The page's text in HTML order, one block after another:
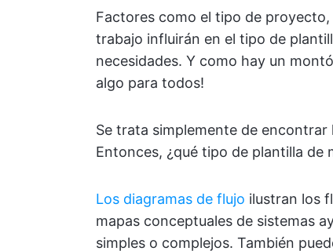
Factores como el tipo de
trabajo influirán en el tipo de
necesidades. Y como hay un
algo para todos!
Se trata simplemente de encontrar
Entonces, ¿qué tipo de plantilla de
Los diagramas de flujo ilustran los
mapas conceptuales de sistemas
simples o complejos. También